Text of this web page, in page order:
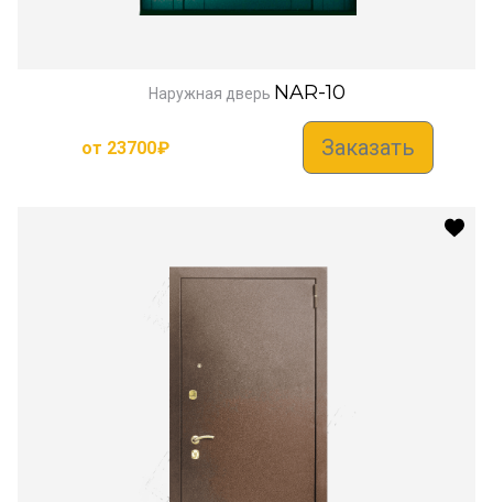
Наружная дверь NAR-10
от 23700₽ Заказать